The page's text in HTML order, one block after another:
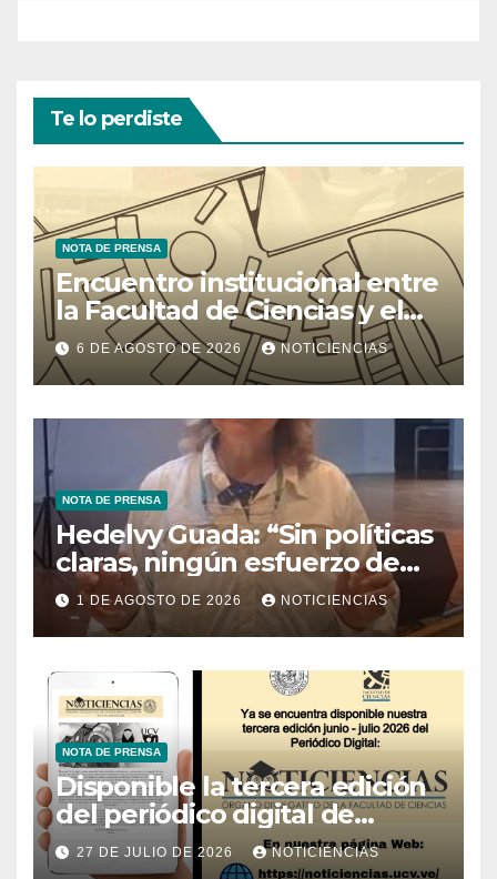
Te lo perdiste
NOTA DE PRENSA
Encuentro institucional entre
la Facultad de Ciencias y el
Ministerio de Ciencia y
Tecnología
6 DE AGOSTO DE 2026 NOTICIENCIAS
NOTA DE PRENSA
Hedelvy Guada: “Sin políticas
claras, ningún esfuerzo de
conservación rendirá frutos”
1 DE AGOSTO DE 2026 NOTICIENCIAS
NOTA DE PRENSA
Disponible la tercera edición
del periódico digital de
Noticiencias 2026
27 DE JULIO DE 2026 NOTICIENCIAS